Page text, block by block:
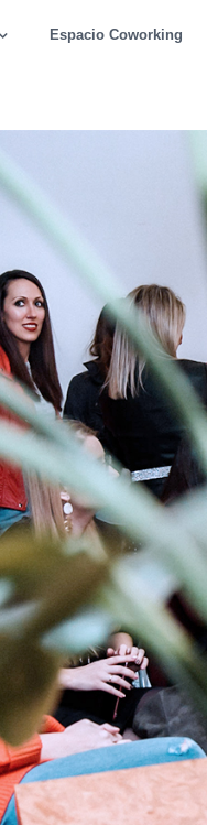
Espacio Coworking